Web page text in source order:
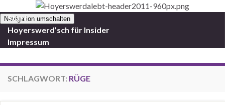
Navigation umschalten
Start
Hoyerswerd’sch für Insider
Impressum
SCHLAGWORT: RÜGE